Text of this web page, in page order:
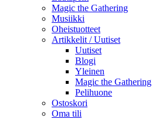
Magic the Gathering
Musiikki
Oheistuotteet
Artikkelit / Uutiset
Uutiset
Blogi
Yleinen
Magic the Gathering
Pelihuone
Ostoskori
Oma tili